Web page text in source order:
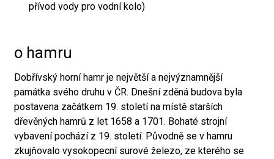
přívod vody pro vodní kolo)
o hamru
Dobřívský horní hamr je největší a nejvýznamnější
památka svého druhu v ČR. Dnešní zděná budova byla
postavena začátkem 19. století na místě starších
dřevěných hamrů z let 1658 a 1701. Bohaté strojní
vybavení pochází z 19. století. Původně se v hamru
zkujňovalo vysokopecní surové železo, ze kterého se